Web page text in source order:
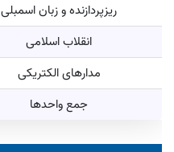
ریزپردازنده و زبان اسمبلی
انقلاب اسلامی
مدارهای الکتریکی
جمع واحدها